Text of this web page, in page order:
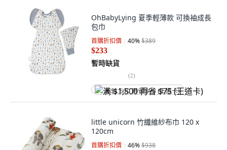
OhBabyLying 夏季輕薄款 可換袖成長
包巾
首購折扣價 40%$389
$233
暫時缺貨
(2)
满 $1,500 再省 $75 (王道卡)
little unicorn 竹纖維紗布巾 120 x
120cm
首購折扣價 46%$938